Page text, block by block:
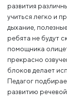
развития
учиться легко и
дыхание,
ребята не будут
помощника
прекрасно
блоков делает
Педагог
развитию